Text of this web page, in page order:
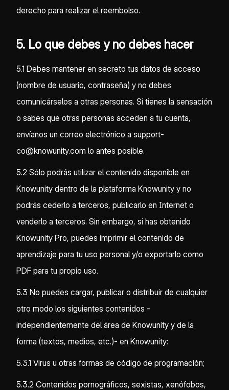
derecho para realizar el reembolso.
5. Lo que debes y no debes hacer
5.1 Debes mantener en secreto tus datos de acceso
(nombre de usuario, contraseña) y no debes
comunicárselos a otras personas. Si tienes la sensación
o sabes que otras personas acceden a tu cuenta,
envíanos un correo electrónico a support-
co@knowunity.com lo antes posible.
5.2 Sólo podrás utilizar el contenido disponible en
Knowunity dentro de la plataforma Knowunity y no
podrás cederlo a terceros, publicarlo en Internet o
venderlo a terceros. Sin embargo, si has obtenido
Knowunity Pro, puedes imprimir el contenido de
aprendizaje para tu uso personal y/o exportarlo como
PDF para tu propio uso.
5.3 No puedes cargar, publicar o distribuir de cualquier
otro modo los siguientes contenidos -
independientemente del área de Knowunity y de la
forma (textos, medios, etc.)- en Knowunity:
5.3.1 Virus u otras formas de código de programación;
5.3.2 Contenidos pornográficos, sexistas, xenófobos,